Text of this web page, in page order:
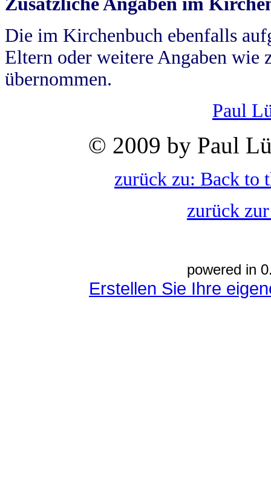
Die im Kirchenbuch ebenfalls
Eltern oder weitere Angaben wie
übernommen.
Paul
© 2009 by Paul
zurück zu: Back to
zurück
powered in
Erstellen Sie Ihre